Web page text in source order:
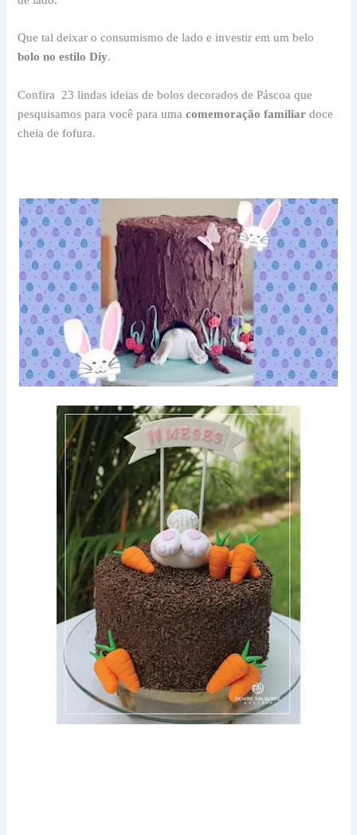
Que tal deixar o consumismo de lado e investir em um belo
bolo no estilo Diy.
Confira 23 lindas ideias de bolos decorados de Páscoa que
pesquisamos para você para umacomemoração familiar doce
cheia de fofura.